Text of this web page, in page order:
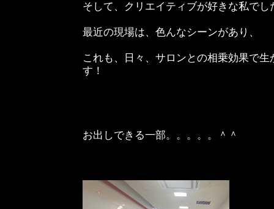
そして、クリエイティブが好きな私でし
最近の現場は、色んなシーンがあり、
これも、日々、サロンとの相乗効果で
す！
お出しできる一部。。。。。＾＾